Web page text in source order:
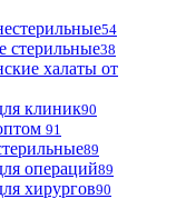
54
стерильные38
халаты от
клиник90
91
89
операций89
хирургов90